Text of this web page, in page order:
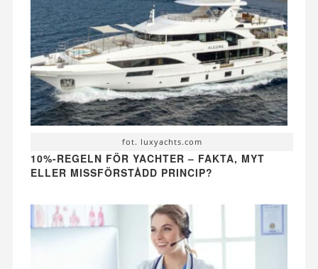
fot. luxyachts.com
10%-REGELN FÖR YACHTER – FAKTA, MYT
ELLER MISSFÖRSTÅDD PRINCIP?